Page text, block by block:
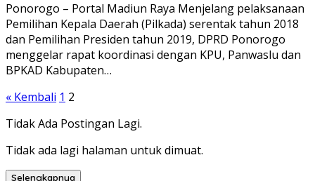
Ponorogo – Portal Madiun Raya Menjelang pelaksanaan
Pemilihan Kepala Daerah (Pilkada) serentak tahun 2018
dan Pemilihan Presiden tahun 2019, DPRD Ponorogo
menggelar rapat koordinasi dengan KPU, Panwaslu dan
BPKAD Kabupaten…
Paginasi
pos
« Kembali 1 2
Tidak Ada Postingan Lagi.
Tidak ada lagi halaman untuk dimuat.
Selengkapnya